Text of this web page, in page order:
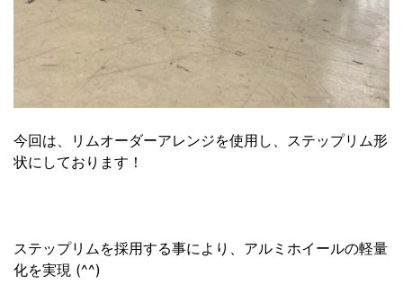
今回は、リムオーダーアレンジを使用し、ステップリム形
状にしております！
ステップリムを採用する事により、アルミホイールの軽量
化を実現 (^^)